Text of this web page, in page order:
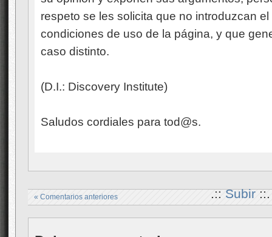
respeto se les solicita que no introduzcan
condiciones de uso de la página, y que
caso distinto.
(D.I.: Discovery Institute)
Saludos cordiales para tod@s.
.::Subir::.
« Comentarios anteriores